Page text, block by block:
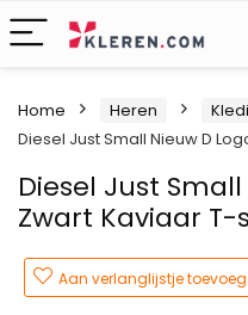
Home Heren
Diesel Just Small Nieuw D
Diesel Just
Zwart Kaviaar T-
Aan verlanglijstje